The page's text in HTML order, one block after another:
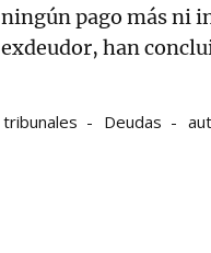
ningún pago más ni
exdeudor, han
tribunales Deudas